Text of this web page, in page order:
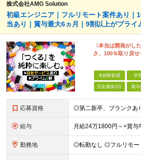
株式会社AMG Solution
初級エンジニア｜フルリモート案件あり｜
当あり｜賞与最大6ヵ月｜9割以上がプライ
〈本当は開発がし
さ、100％取り戻せ
未経験歓迎 学
完全週休2日 賞与
応募資格
給与
勤務地